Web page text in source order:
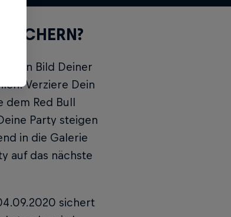
SICHERN?
ein Bild Deiner
Verziere Dein
Red Bull
Party steigen
in die Galerie
auf das nächste
sichert